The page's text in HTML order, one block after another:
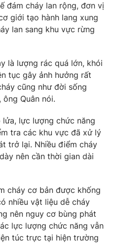
đám cháy lan rộng, đơn vị
giới tạo hành lang xung
lan sang khu vực rừng
là lượng rác quá lớn, khói
tục gây ảnh hưởng rất
cũng như đời sống
Quân nói.
lực lượng chức năng
tra các khu vực đã xử lý
trở lại. Nhiều điểm cháy
nên cần thời gian dài
cháy cơ bản được khống
nhiều vật liệu dễ cháy
nên nguy cơ bùng phát
lực lượng chức năng vẫn
túc trực tại hiện trường